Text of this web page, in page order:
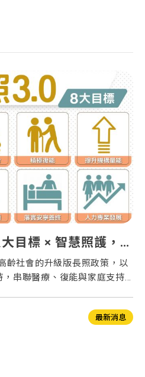
長照3.0全解析：八大目標 × 智慧照護，為台灣超高齡社會打造全方位長期照顧網
齡社會的升級版長照政策，以
串聯醫療、復能與家庭支持...
最新消息